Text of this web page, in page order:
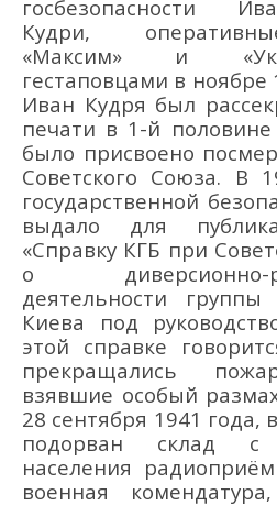
госбезопасности
Кудри,
«Максим» и
гестаповцами в ноябре
Иван Кудря был р
печати в 1-й
было присвоено
Советского Союза. В
государственной безопа
выдало для
«Справку КГБ при
о диверсионно-
деятельности
Киева под
этой справке
прекращались
взявшие особый
28 сентября 1941 года,
подорван склад
населения радиоприё
военная